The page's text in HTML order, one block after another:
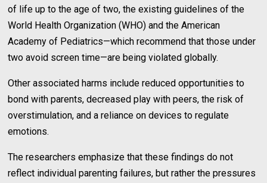
of life up to the age of two, the existing guidelines of the
World Health Organization (WHO) and the American
Academy of Pediatrics—which recommend that those under
two avoid screen time—are being violated globally.
Other associated harms include reduced opportunities to
bond with parents, decreased play with peers, the risk of
overstimulation, and a reliance on devices to regulate
emotions.
The researchers emphasize that these findings do not
reflect individual parenting failures, but rather the pressures